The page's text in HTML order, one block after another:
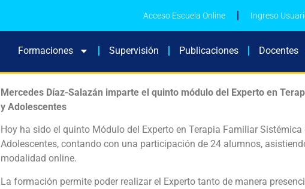
Acceso Escuela Online Ingreso
Formaciones Supervisión Publicaciones Docentes
Mercedes Díaz-Salazán imparte el quinto módulo del Experto en
y Adolescentes
Hoy ha sido el quinto Módulo del Experto en Terapia Familiar
Adolescentes, contando con una participación de 24 alumnos,
modalidad online.
La formación permite poder realizar el Experto tanto de manera